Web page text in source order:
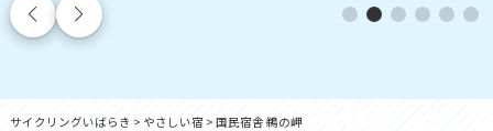
サイクリングいばらき > やさしい宿 > 国民宿舎 鵜の岬